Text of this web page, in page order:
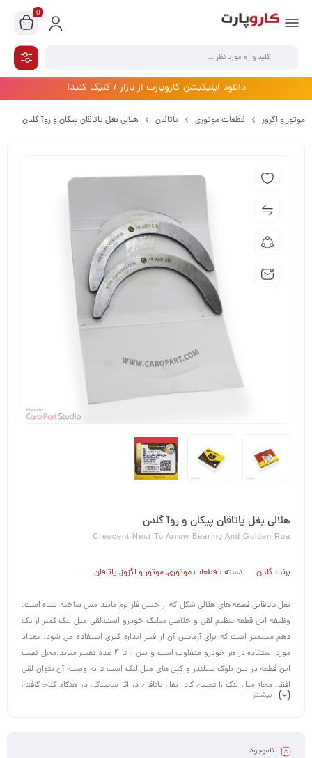
0
دانلود اپلیکیشن کاروپارت از بازار / کلیک کنید!
موتور و اگزوز قطعات موتوری یاتاقان هلالی بغل یاتاقان پیکان و روآ گلدن
هلالی بغل یاتاقان پیکان و روآ گلدن
Crescent Next To Arrow Bearing And Golden Roa
برند: گلدن دسته : قطعات موتوری,موتور و اگزوز, یاتاقان
بغل یاتاقانی قطعه های هلالی شکل که از جنس فلز نرم مانند مس ساخته شده است.
وظیفه این قطعه تنظیم لقی و خلاصی میلنگ خودرو است،لقی میل لنگ کمتر از یک
دهم میلیمتر است که برای آزمایش آن از فیلر اندازه گیری استفاده می شود. تعداد
مورد استفاده در هر خودرو متفاوت است و بین 2 تا 4 عدد تغییر میابد.محل نصب
این قطعه در بین بلوک سیلندر و کپی های میل لنگ است تا به وسیله آن بتوان لقی
افقی مجاز میل لنگ را تعیین کرد. بغل یاتاقان در اثر ساییدگی در هنگام کلاچ گرفتن
خراب می شود.در هنگام کلاچ گرفتن میل لنگ پیستون را به یک طرف دیوار سیلندر
بیشـتر
ناموجود